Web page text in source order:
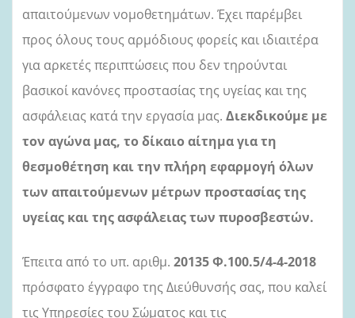
απαιτούμενων νομοθετημάτων. Έχει παρέμβει
προς όλους τους αρμόδιους φορείς και ιδιαιτέρα
για αρκετές περιπτώσεις που δεν τηρούνται
βασικοί κανόνες προστασίας της υγείας και της
ασφάλειας κατά την εργασία μας. Διεκδικούμε με
τον αγώνα μας, το δίκαιο αίτημα για τη
θεσμοθέτηση και την πλήρη εφαρμογή όλων
των απαιτούμενων μέτρων προστασίας της
υγείας και της ασφάλειας των πυροσβεστών.
Έπειτα από το υπ. αριθμ. 20135 Φ.100.5/4-4-2018
πρόσφατο έγγραφο της Διεύθυνσής σας, που καλεί
τις Υπηρεσίες του Σώματος και τις